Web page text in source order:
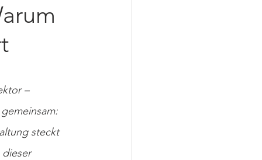
–
steckt
dieser